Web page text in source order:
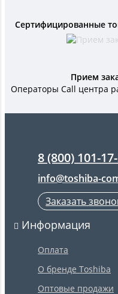
Сертифицированные
Прием
Операторы Call центра
8 (800) 101-
info@toshiba-
Заказать
Информация
Оплата
О бренде Toshiba
Оптовые продажи